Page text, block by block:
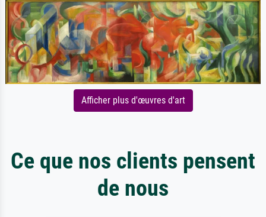
Afficher plus d'œuvres d'art
Ce que nos clients pensent
de nous